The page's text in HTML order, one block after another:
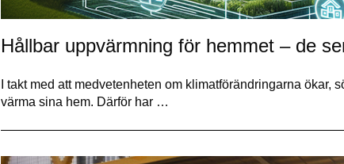
Hållbar uppvärmning för hemmet – de
I takt med att medvetenheten om klimatförändringarna ökar,
värma sina hem. Därför har …